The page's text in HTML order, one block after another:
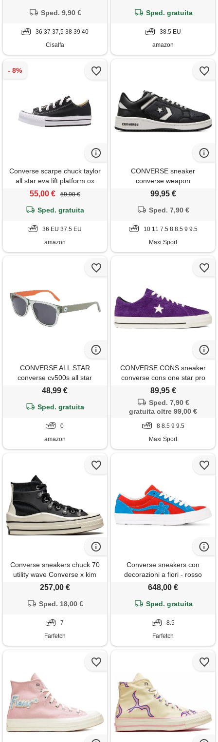
Sped. 9,90 €
36 37 37,5 38 39 40
Cisalfa
Sped. gratuita
38.5 EU
amazon
Converse scarpe chuck taylor
all star eva lift platform ox
taglia 36 codice 272857c nero
55,00 € 59,90 €
Sped. gratuita
36 EU 37.5 EU
amazon
CONVERSE sneaker
converse weapon
99,95 €
Sped. 7,90 €
10 11 7.5 8 8.5 9 9.5
Maxi Sport
CONVERSE ALL STAR
converse cv500s all star
47001 331 crystal light
standard, 57
48,99 €
Sped. gratuita
0
amazon
CONVERSE CONS sneaker
converse cons one star pro
89,95 €
Sped. 7,90 €
gratuita oltre 99,00 €
8 8.5 9 9.5
Maxi Sport
Converse sneakers chuck 70
utility wave Converse x kim
jones - nero
257,00 €
Sped. 18,00 €
7
Farfetch
Converse sneakers con
decorazioni a fiori - rosso
648,00 €
Sped. gratuita
8.5
Farfetch